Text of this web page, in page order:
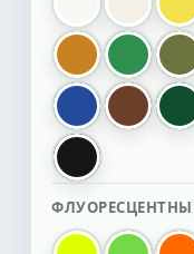
белый
охра
синий
черный